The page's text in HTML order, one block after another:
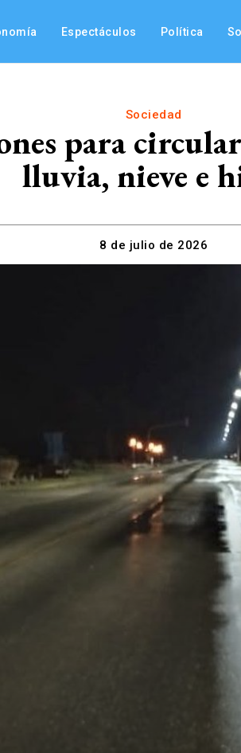
Espectáculos Política
Sociedad
para
lluvia, nieve e
8 de julio de 2026